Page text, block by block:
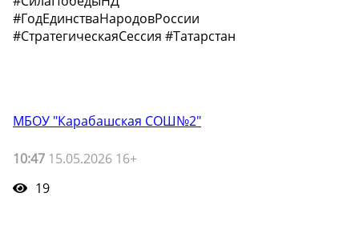
#ГодЕдинстваНародовРоссии
#СтратегическаяСессия #Татарстан
МБОУ "Карабашская СОШ№2"
10:47 15.05.2026 16+
19